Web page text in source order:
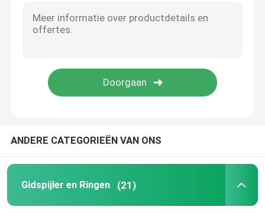
Hexuitdraai Zeer belangrijke Moersleutel
ANDERE CATEGORIEËN VAN ONS
Gidspijler en Ringen (21)